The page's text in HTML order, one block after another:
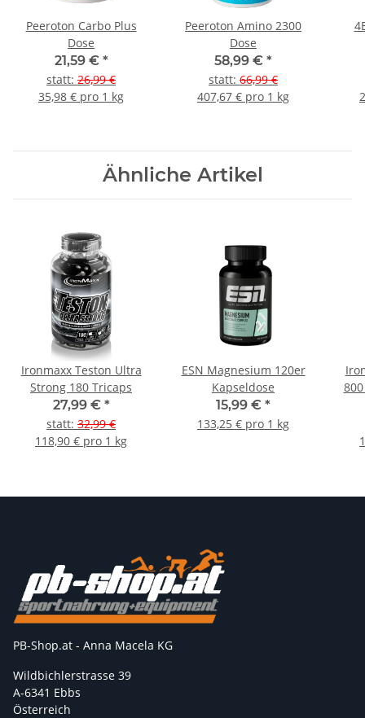
Peeroton Carbo Plus
Dose
21,59 € *
statt: 26,99 €
35,98 € pro 1 kg
Peeroton Amino 2300
Dose
58,99 € *
statt: 66,99 €
407,67 € pro 1 kg
Ähnliche Artikel
Ironmaxx Teston Ultra
Strong 180 Tricaps
27,99 € *
statt: 32,99 €
118,90 € pro 1 kg
ESN Magnesium 120er
Kapseldose
15,99 € *
133,25 € pro 1 kg
PB-Shop.at - Anna Macela KG
Wildbichlerstrasse 39
A-6341 Ebbs
Österreich